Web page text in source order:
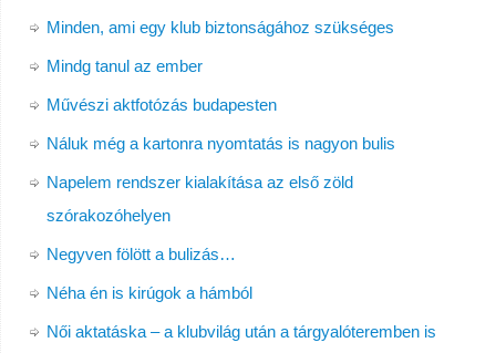
Minden, ami egy klub biztonságához szükséges
Mindg tanul az ember
Művészi aktfotózás budapesten
Náluk még a kartonra nyomtatás is nagyon bulis
Napelem rendszer kialakítása az első zöld
szórakozóhelyen
Negyven fölött a bulizás…
Néha én is kirúgok a hámból
Női aktatáska – a klubvilág után a tárgyalóteremben is